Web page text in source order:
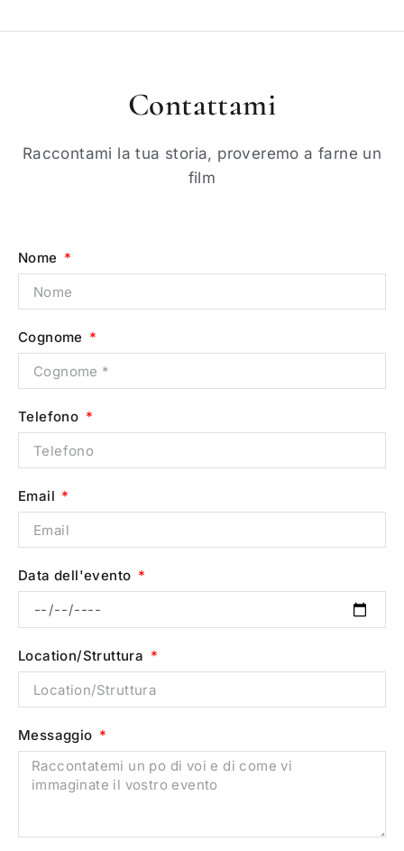
Contattami
Raccontami la tua storia, proveremo a farne un
film
Nome
Cognome
Telefono
Email
Data dell'evento
Location/Struttura
Messaggio